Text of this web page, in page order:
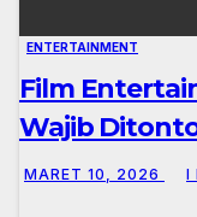
ENTERTAINMENT
Film
Wajib
MARET 10, 2026 I